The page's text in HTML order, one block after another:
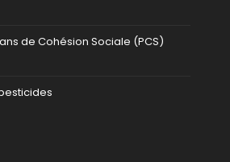
de Cohésion Sociale (PCS)